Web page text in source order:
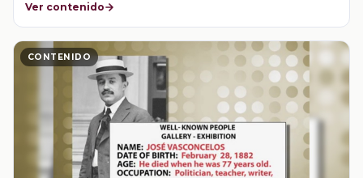
Ver contenido
CONTENIDO